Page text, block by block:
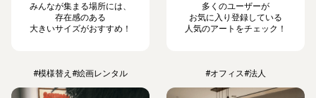
みんなが集まる場所には、
存在感のある
大きいサイズがおすすめ！
多くのユーザーが
お気に入り登録している
人気のアートをチェック！
#模様替え #絵画レンタル #オフィス#法人